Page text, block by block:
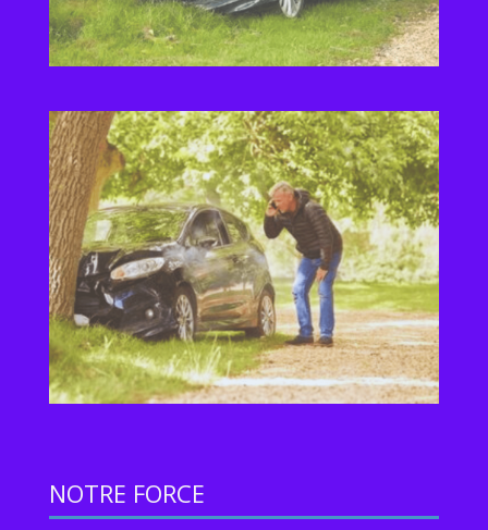
NOTRE FORCE